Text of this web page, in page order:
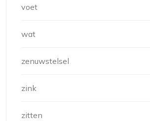
voet
wat
zenuwstelsel
zink
zitten